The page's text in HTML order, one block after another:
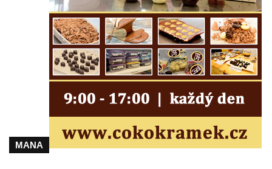
Kostel svatého Kryštofa v Kryštofově Údolí
Hrobka rodiny Havlovy na hřbitově v
Chloumku v Mělníku
Kostel Nejsvětější Trojice na hřbitově v
Chloumku v Mělníku
Kaple svatého Jana Nepomuckého na
Chloumečku v Mělníku
Hřbitovní kaple v Trávníku
Hřbitovní kaple ve Svoru
MANA